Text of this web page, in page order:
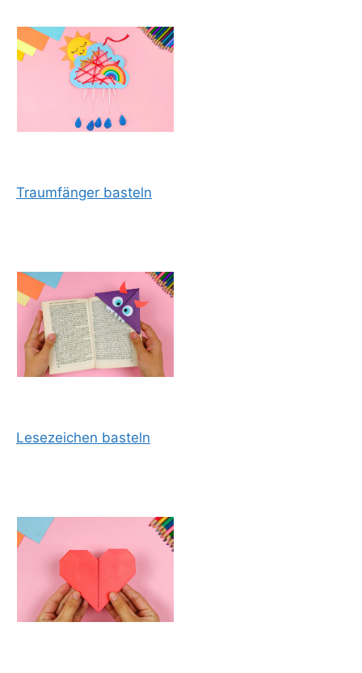
Traumfänger basteln
Lesezeichen basteln